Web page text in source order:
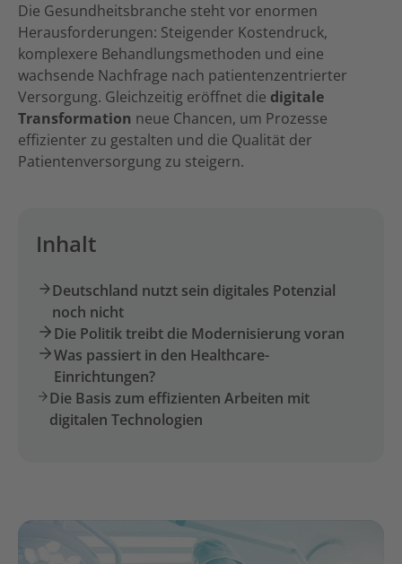
Die Gesundheitsbranche steht vor enormen
Herausforderungen: Steigender Kostendruck,
komplexere Behandlungsmethoden und eine
wachsende Nachfrage nach patientenzentrierter
Versorgung. Gleichzeitig eröffnet die digitale
Transformation neue Chancen, um Prozesse
effizienter zu gestalten und die Qualität der
Patientenversorgung zu steigern.
Inhalt
Deutschland nutzt sein digitales Potenzial
noch nicht
Die Politik treibt die Modernisierung voran
Was passiert in den Healthcare-
Einrichtungen?
Die Basis zum effizienten Arbeiten mit
digitalen Technologien